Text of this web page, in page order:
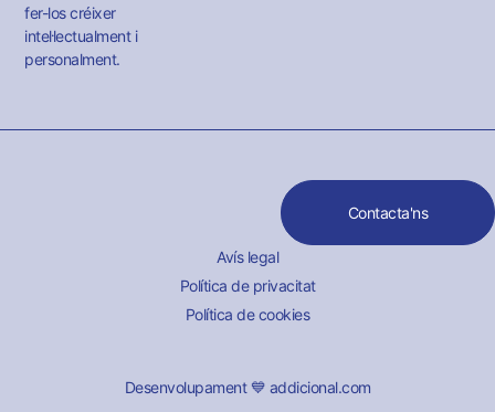
fer-los créixer
intel·lectualment i
personalment.
Contacta'ns
Avís legal
Política de privacitat
Política de cookies
Desenvolupament 💙 addicional.com